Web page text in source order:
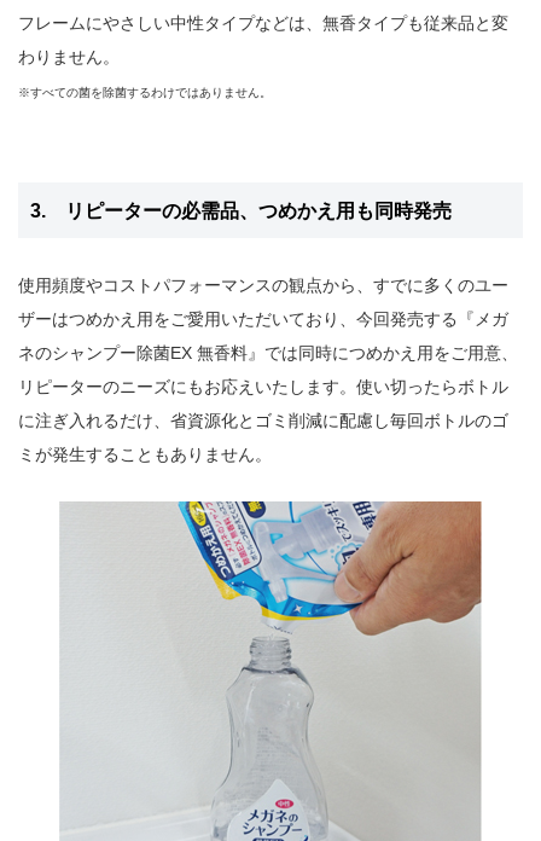
フレームにやさしい中性タイプなどは、無香タイプも従来品と変
わりません。
※すべての菌を除菌するわけではありません。
3. リピーターの必需品、つめかえ用も同時発売
使用頻度やコストパフォーマンスの観点から、すでに多くのユー
ザーはつめかえ用をご愛用いただいており、今回発売する『メガ
ネのシャンプー除菌EX 無香料』では同時につめかえ用をご用意、
リピーターのニーズにもお応えいたします。使い切ったらボトル
に注ぎ入れるだけ、省資源化とゴミ削減に配慮し毎回ボトルのゴ
ミが発生することもありません。